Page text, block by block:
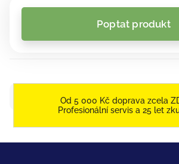
Od 5 000 Kč doprava zcela
Profesionální servis a 25 let
Poptat produkt
Dotaz na produkt